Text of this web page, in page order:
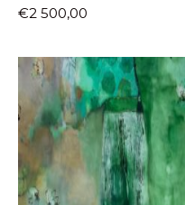
€2 500,00